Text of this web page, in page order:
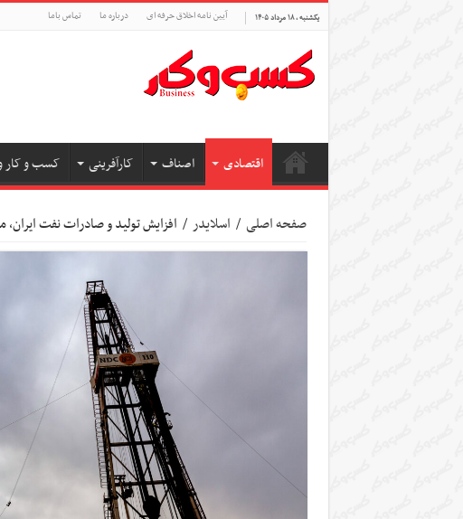
یکشنبه , ۱۸ مرداد ۱۴۰۵ آیین نامه اخلاق حرفه ای درباره ما تماس باما
اقتصادی اصناف کارآفرینی کسب و کار
صفحه اصلی / اسلایدر / افزایش تولید و صادرات نفت